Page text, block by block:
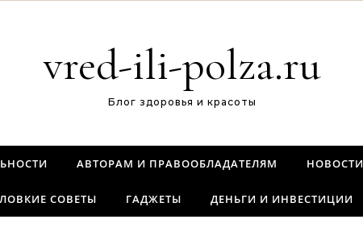
vred-ili-polza.ru
Блог здоровья и красоты
АВТОРАМ И ПРАВООБЛАДАТЕЛЯМ НОВОСТИ
ЛОВКИЕ СОВЕТЫ ГАДЖЕТЫ ДЕНЬГИ И ИНВЕСТИЦИИ